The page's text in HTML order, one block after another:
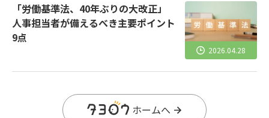
「労働基準法、40年ぶりの大改正」
人事担当者が備えるべき主要ポイント
9点
2026.04.28
ホームへ